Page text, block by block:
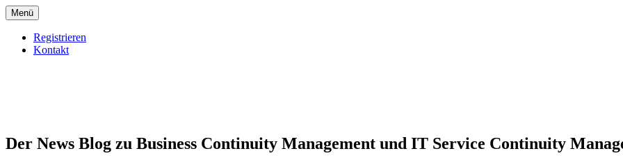
Menü
Registrieren
Kontakt
Der News Blog zu Business Continuity Management und IT Service Continuity